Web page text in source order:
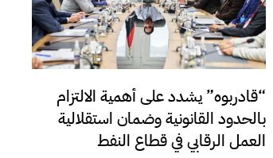
“قادربوه” يشدد على أهمية الالتزام
بالحدود القانونية وضمان استقلالية
العمل الرقابي في قطاع النفط